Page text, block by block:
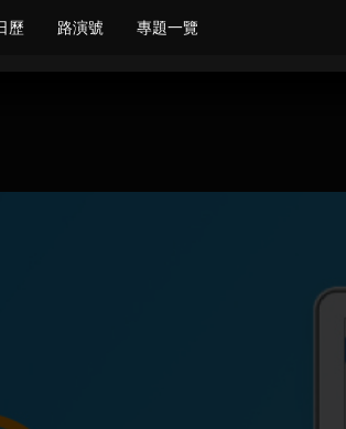
歷 路演號 專題一覽